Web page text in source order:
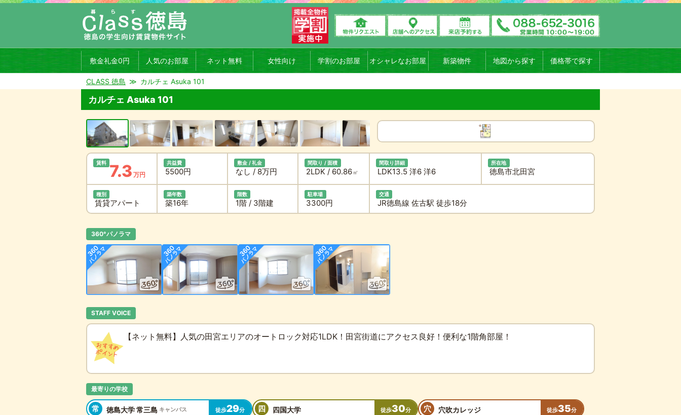
敷金礼金0円 人気のお部屋 ネット無料 女性向け 学割のお部屋 オシャレなお部屋 新築物件 地図から探す 価格帯で探す
CLASS 徳島 カルチェ Asuka 101
カルチェ Asuka 101
賃料 7.3 万円
共益費
5500円
敷金 / 礼金
なし / 8万円
間取り / 面積
2LDK / 60.86㎡
間取り詳細
LDK13.5 洋6 洋6
所在地
徳島市北田宮
種別
賃貸アパート
築年数
築16年
階数
1階 / 3階建
駐車場
3300円
交通
JR徳島線 佐古駅 徒歩18分
360°パノラマ
STAFF VOICE
【ネット無料】人気の田宮エリアのオートロック対応1LDK！田宮街道にアクセス良好！便利な1階角部屋！
最寄りの学校
常 徳島大学 常三島 キャンパス 徒歩29分 四 四国大学 徒歩30分 穴 穴吹カレッジ 徒歩35分